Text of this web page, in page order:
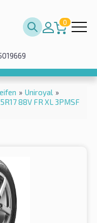
0
» Uniroyal »
88V FR XL 3PMSF